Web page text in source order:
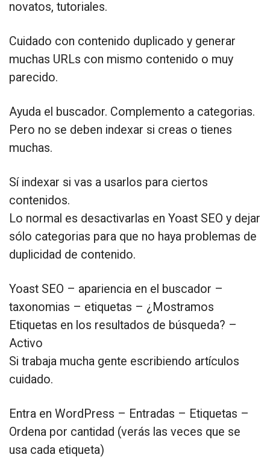
novatos, tutoriales.
Cuidado con contenido duplicado y generar
muchas URLs con mismo contenido o muy
parecido.
Ayuda el buscador. Complemento a categorias.
Pero no se deben indexar si creas o tienes
muchas.
Sí indexar si vas a usarlos para ciertos
contenidos.
Lo normal es desactivarlas en Yoast SEO y dejar
sólo categorias para que no haya problemas de
duplicidad de contenido.
Yoast SEO – apariencia en el buscador –
taxonomias – etiquetas – ¿Mostramos
Etiquetas en los resultados de búsqueda? –
Activo
Si trabaja mucha gente escribiendo artículos
cuidado.
Entra en WordPress – Entradas – Etiquetas –
Ordena por cantidad (verás las veces que se
usa cada etiqueta)